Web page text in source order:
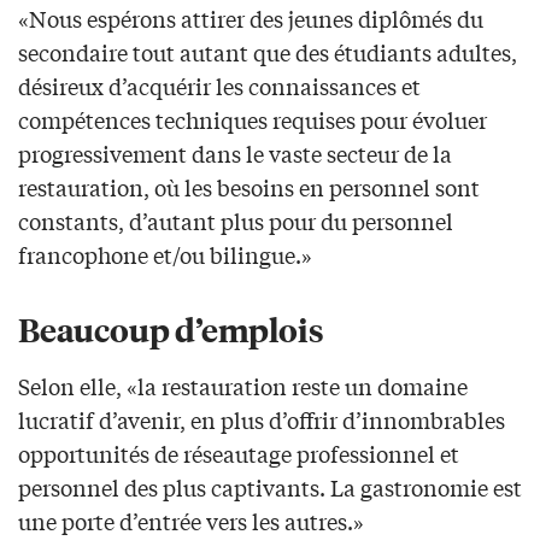
«Nous espérons attirer des jeunes diplômés du
secondaire tout autant que des étudiants adultes,
désireux d’acquérir les connaissances et
compétences techniques requises pour évoluer
progressivement dans le vaste secteur de la
restauration, où les besoins en personnel sont
constants, d’autant plus pour du personnel
francophone et/ou bilingue.»
Beaucoup d’emplois
Selon elle, «la restauration reste un domaine
lucratif d’avenir, en plus d’offrir d’innombrables
opportunités de réseautage professionnel et
personnel des plus captivants. La gastronomie est
une porte d’entrée vers les autres.»